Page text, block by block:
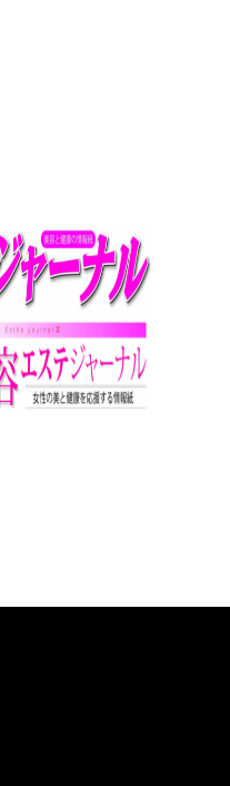
金
セス
介
〜21:00）